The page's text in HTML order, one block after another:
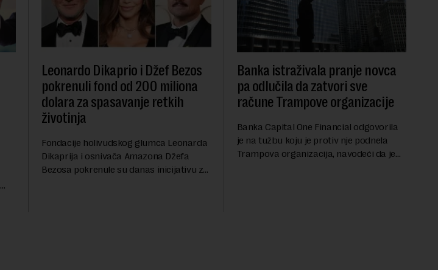
Leonardo Dikaprio i Džef Bezos
pokrenuli fond od 200 miliona
dolara za spasavanje retkih
životinja
Fondacije holivudskog glumca Leonarda
Dikaprija i osnivača Amazona Džefa
Bezosa pokrenule su danas inicijativu za
Banka istraživala pranje novca
pa odlučila da zatvori sve
račune Trampove organizacije
Banka Capital One Financial odgovorila
je na tužbu koju je protiv nje podnela
Trampova organizacija, navodeći da je